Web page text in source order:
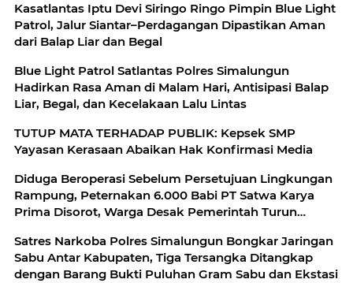
Kasatlantas Iptu Devi Siringo Ringo Pimpin Blue Light
Patrol, Jalur Siantar–Perdagangan Dipastikan Aman
dari Balap Liar dan Begal
Blue Light Patrol Satlantas Polres Simalungun
Hadirkan Rasa Aman di Malam Hari, Antisipasi Balap
Liar, Begal, dan Kecelakaan Lalu Lintas
TUTUP MATA TERHADAP PUBLIK: Kepsek SMP
Yayasan Kerasaan Abaikan Hak Konfirmasi Media
Diduga Beroperasi Sebelum Persetujuan Lingkungan
Rampung, Peternakan 6.000 Babi PT Satwa Karya
Prima Disorot, Warga Desak Pemerintah Turun
Satres Narkoba Polres Simalungun Bongkar Jaringan
Sabu Antar Kabupaten, Tiga Tersangka Ditangkap
dengan Barang Bukti Puluhan Gram Sabu dan Ekstasi